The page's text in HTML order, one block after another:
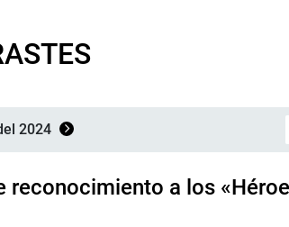
2024
reconocimiento a los